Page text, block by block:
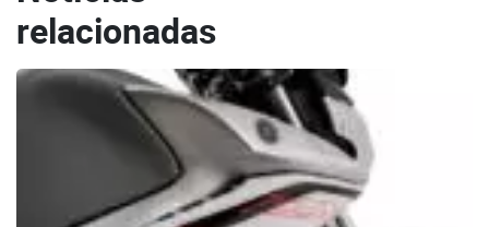
relacionadas